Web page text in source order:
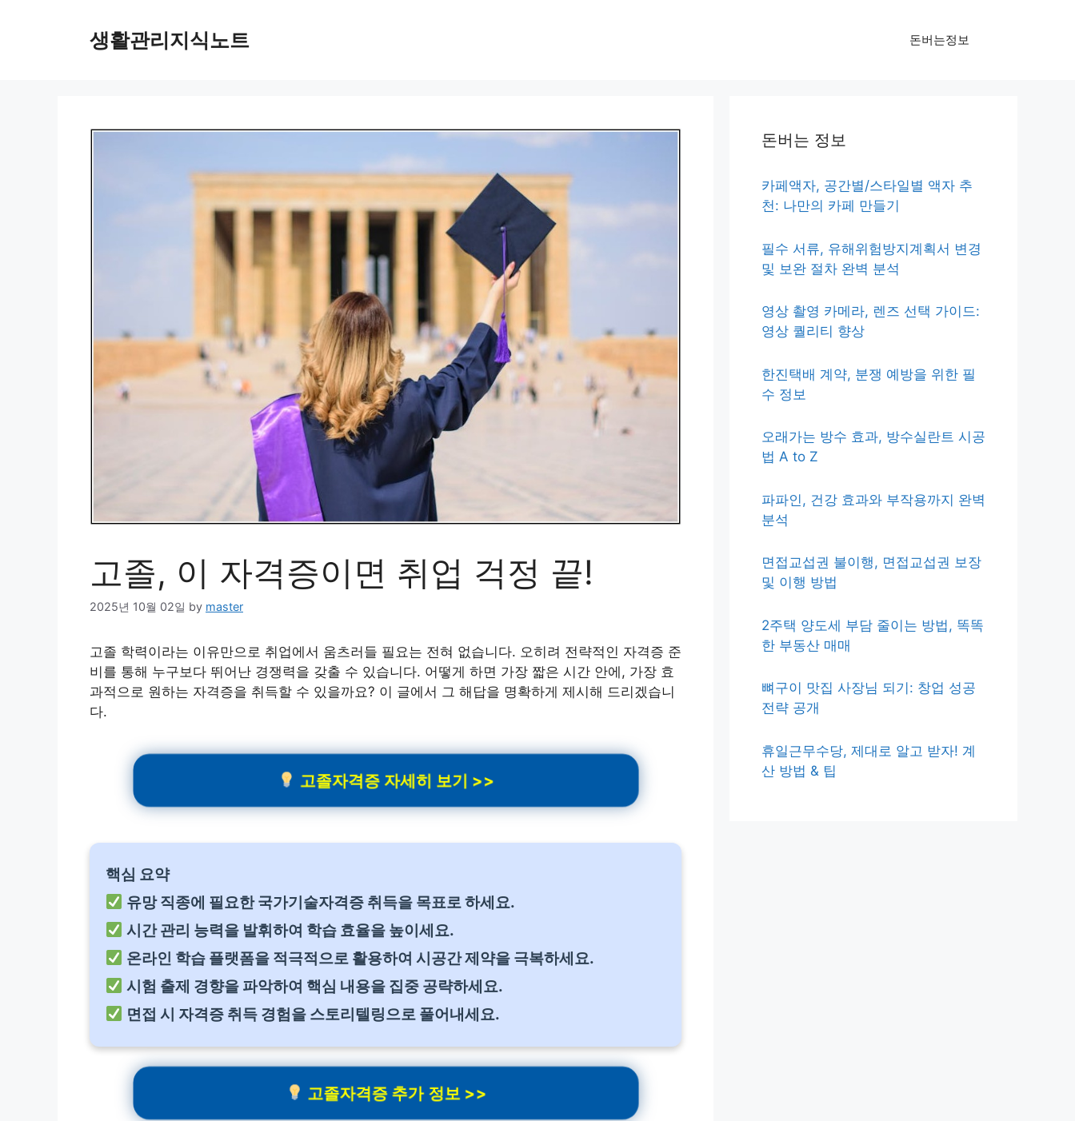
생활관리지식노트 돈버는정보
고졸, 이 자격증이면 취업 걱정 끝!
2025년 10월 02일 by master
고졸 학력이라는 이유만으로 취업에서 움츠러들 필요는 전혀 없습니다. 오히려 전략적인 자격증 준
비를 통해 누구보다 뛰어난 경쟁력을 갖출 수 있습니다. 어떻게 하면 가장 짧은 시간 안에, 가장 효
과적으로 원하는 자격증을 취득할 수 있을까요? 이 글에서 그 해답을 명확하게 제시해 드리겠습니
다.
고졸자격증 자세히 보기 >>
핵심 요약
유망 직종에 필요한 국가기술자격증 취득을 목표로 하세요.
시간 관리 능력을 발휘하여 학습 효율을 높이세요.
온라인 학습 플랫폼을 적극적으로 활용하여 시공간 제약을 극복하세요.
시험 출제 경향을 파악하여 핵심 내용을 집중 공략하세요.
면접 시 자격증 취득 경험을 스토리텔링으로 풀어내세요.
고졸자격증 추가 정보 >>
돈버는 정보
카페액자, 공간별/스타일별 액자 추
천: 나만의 카페 만들기
필수 서류, 유해위험방지계획서 변경
및 보완 절차 완벽 분석
영상 촬영 카메라, 렌즈 선택 가이드:
영상 퀄리티 향상
한진택배 계약, 분쟁 예방을 위한 필
수 정보
오래가는 방수 효과, 방수실란트 시공
법 A to Z
파파인, 건강 효과와 부작용까지 완벽
분석
면접교섭권 불이행, 면접교섭권 보장
및 이행 방법
2주택 양도세 부담 줄이는 방법, 똑똑
한 부동산 매매
뼈구이 맛집 사장님 되기: 창업 성공
전략 공개
휴일근무수당, 제대로 알고 받자! 계
산 방법 & 팁